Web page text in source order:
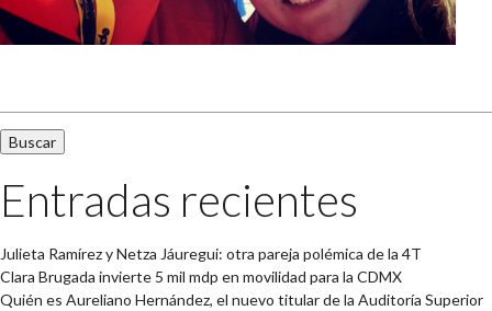
Entradas recientes
Julieta Ramírez y Netza Jáuregui: otra pareja polémica de la 4T
Clara Brugada invierte 5 mil mdp en movilidad para la CDMX
Quién es Aureliano Hernández, el nuevo titular de la Auditoría Superior